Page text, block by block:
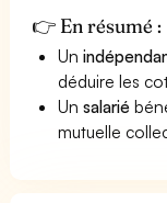
👉 En résumé :
Un
déduire les
Unsalarié
mutuelle